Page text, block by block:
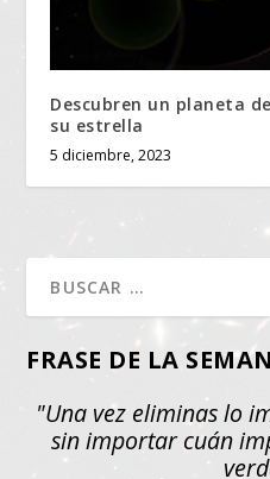
Descubren un planeta
su estrella
5 diciembre, 2023
FRASE DE LA
"Una vez eliminas lo
sin importar cuán